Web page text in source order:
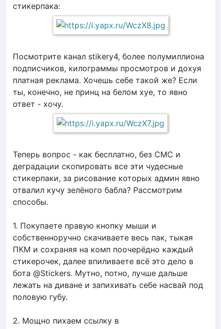
стикерпака:
Посмотрите канал stikery4, более полумиллиона
подписчиков, килограммы просмотров и дохуя
платная реклама. Хочешь себе такой же? Если
ты, конечно, не принц на белом хуе, то явно
ответ - хочу.
Теперь вопрос - как бесплатно, без СМС и
деградации скопировать все эти чудесные
стикерпаки, за рисование которых админ явно
отвалил кучу зелёного бабла? Рассмотрим
способы.
1. Покупаете правую кнопку мыши и
собственноручно скачиваете весь пак, тыкая
ПКМ и сохраняя на комп поочерёдно каждый
стикерочек, далее впиливаете всё это дело в
бота @Stickers. Мутно, потно, лучше дальше
лежать на диване и запихивать себе насвай под
половую губу.
2. Мощно пихаем ссылку в